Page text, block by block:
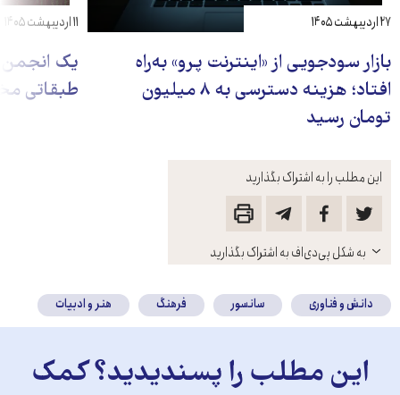
این مطلب را به اشتراک بگذارید
باز
کنید
به شکل پی‌دی‌اف به اشتراک بگذارید
بازار سودجویی از «اینترنت پرو» به‌راه
افتاد؛ هزینه دسترسی به ۸ میلیون
تومان رسید
۲۷ اردیبهشت ۱۴۰۵
یک انجمن
طبقاتی
۱۱ اردیبهشت ۱۴۰۵
دانش و فناوری سانسور فرهنگ هنر و ادبیات
این مطلب را پسندیدید؟ کمک